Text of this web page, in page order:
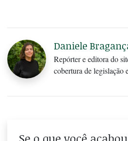
Daniele
Repórter e editora do
cobertura de legislação